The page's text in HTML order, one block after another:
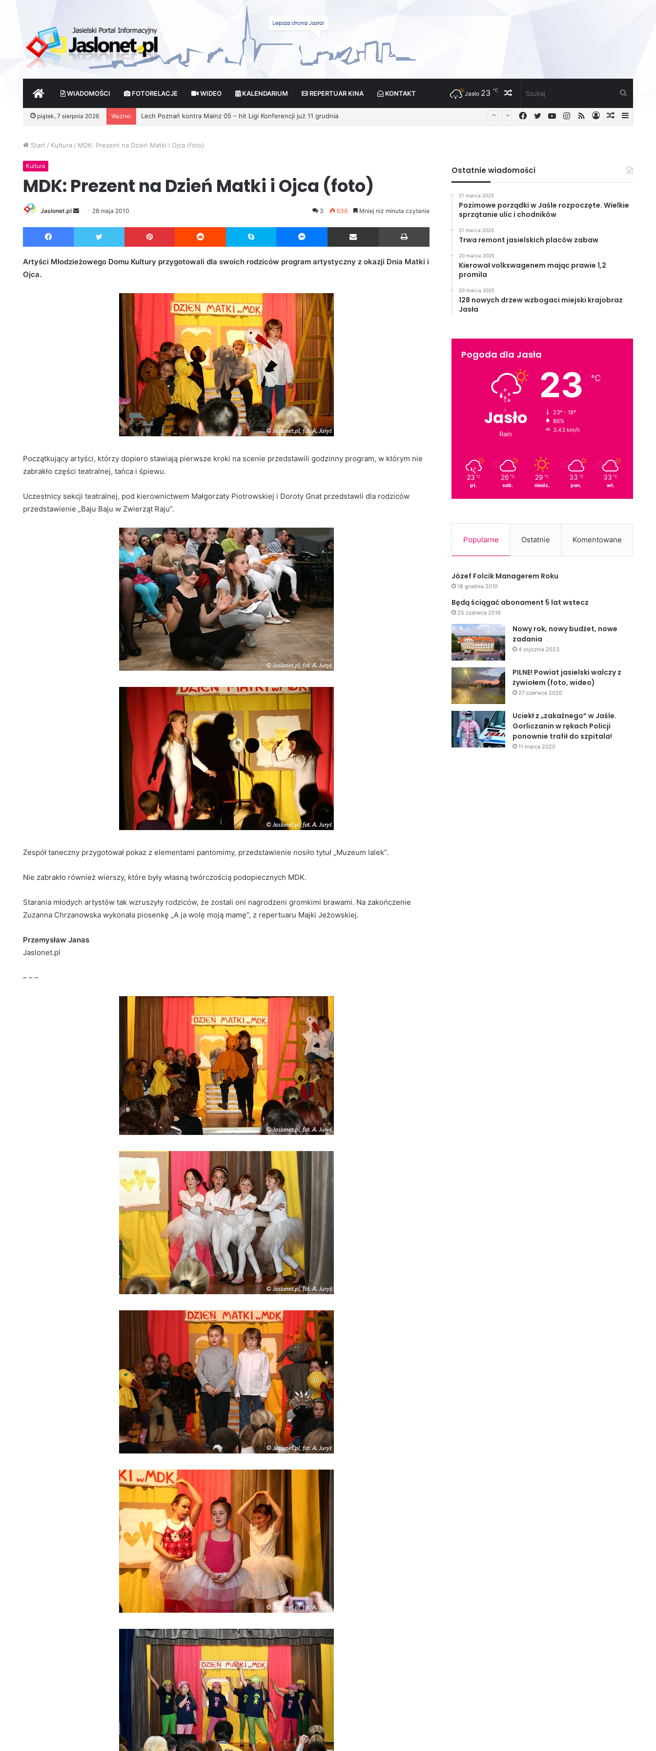
START WIADOMOŚCI FOTORELACJE WIDEO KALENDARIUM REPERTUAR KINA KONTAKT Losowy
artykuł
Jasło 23 ℃
piątek, 7 sierpnia 2026 Ważne:
Wróżby – Prawda czy Fikcja?
Losowy
Zaloguj
RSS
Instagram
YouTube
Twitter
Facebook
Start / Kultura / MDK: Prezent na Dzień Matki i Ojca (foto)
Kultura
MDK: Prezent na Dzień Matki i Ojca (foto)
Jaslonet.pl
d
a
28 maja 2010 3 636 Mniej niż minuta czytania
Facebook Twitter Pinterest Reddit Skype Messenger Udostępnij przez Email
Artyści Młodzieżowego Domu Kultury przygotowali dla swoich rodziców program artystyczny z okazji Dnia Matki i
Ojca.
Początkujący artyści, którzy dopiero stawiają pierwsze kroki na scenie przedstawili godzinny program, w którym nie
zabrakło części teatralnej, tańca i śpiewu.
Uczestnicy sekcji teatralnej, pod kierownictwem Małgorzaty Piotrowskiej i Doroty Gnat przedstawli dla rodziców
przedstawienie „Baju Baju w Zwierząt Raju”.
Zespół taneczny przygotował pokaz z elementami pantomimy, przedstawienie nosiło tytuł „Muzeum lalek”.
Nie zabrakło również wierszy, które były własną twórczością podopiecznych MDK.
Starania młodych artystów tak wzruszyły rodziców, że zostali oni nagrodzeni gromkimi brawami. Na zakończenie
Zuzanna Chrzanowska wykonała piosenkę „A ja wolę moją mamę”, z repertuaru Majki Jeżowskiej.
Przemysław Janas
Jaslonet.pl
– – –
Ostatnie wiadomości
21 marca 2025
Pozimowe porządki w Jaśle rozpoczęte. Wielkie
sprzątanie ulic i chodników
21 marca 2025
Trwa remont jasielskich placów zabaw
20 marca 2025
Kierował volkswagenem mając prawie 1,2
promila
20 marca 2025
128 nowych drzew wzbogaci miejski krajobraz
Jasła
Pogoda dla Jasła
Jasło
Rain
23 ℃
23º - 18º
86%
3.43 km/h
23 ℃
pt.
26 ℃
sob.
29 ℃
niedz.
33 ℃
pon.
33 ℃
wt.
Popularne Ostatnie Komentowane
Józef Folcik Managerem Roku
18 grudnia 2010
Będą ściągać abonament 5 lat wstecz
25 czerwca 2016
Nowy rok, nowy budżet, nowe
zadania
4 stycznia 2023
PILNE! Powiat jasielski walczy z
żywiołem (foto, wideo)
27 czerwca 2020
Uciekł z „zakaźnego” w Jaśle.
Gorliczanin w rękach Policji
ponownie trafił do szpitala!
11 marca 2020